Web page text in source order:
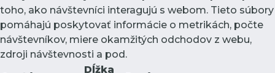
toho, ako návštevníci interagujú s webom. Tieto súbory
pomáhajú poskytovať informácie o metrikách, počte
návštevníkov, miere okamžitých odchodov z webu,
zdroji návštevnosti a pod.
Dĺžka